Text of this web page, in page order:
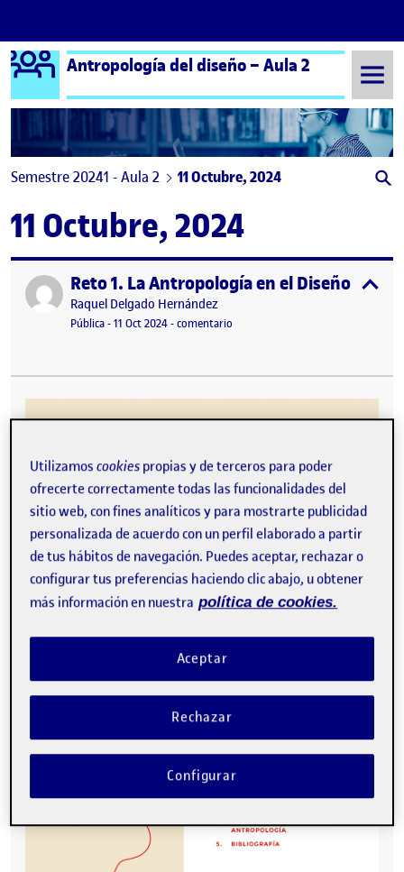
Saltar al contenido
Logo Ágora
Antropología del diseño – Aula 2
Semestre 20241 - Aula 2 11 Octubre, 2024
11 Octubre, 2024
Publicado porReto 1. La Antropología en el Diseño
Publicado por
Raquel Delgado Hernández
Visibilidad:
Pública-Fecha de publicación
11 Oct 202411 octubre, 2024 5:54 pm
-comentario
Utilizamoscookies propias y de terceros para poder
ofrecerte correctamente todas las funcionalidades del
sitio web, con fines analíticos y para mostrarte publicidad
personalizada de acuerdo con un perfil elaborado a partir
de tus hábitos de navegación. Puedes aceptar, rechazar o
configurar tus preferencias haciendo clic abajo, u obtener
más información en nuestra política de cookies.
Rechazar
Aceptar
Configurar